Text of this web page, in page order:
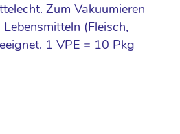
Zum Vakuumieren
(Fleisch,
1 VPE = 10 Pkg